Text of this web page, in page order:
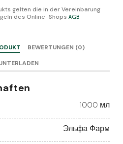
gelten die in der Vereinbarung
des Online-Shops AGB
BEWERTUNGEN (0)
1000 мл
Эльфа Фарм